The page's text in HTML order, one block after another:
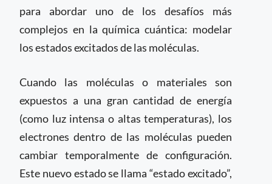
para abordar uno de los desafíos más
complejos en la química cuántica: modelar
los estados excitados de las moléculas.
Cuando las moléculas o materiales son
expuestos a una gran cantidad de energía
(como luz intensa o altas temperaturas), los
electrones dentro de las moléculas pueden
cambiar temporalmente de configuración.
Este nuevo estado se llama “estado excitado”,